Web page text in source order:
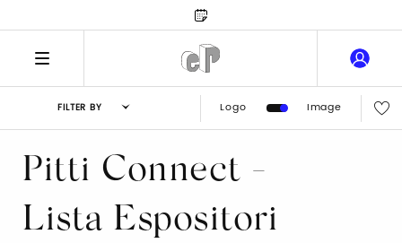
FILTER BY Logo Image
Pitti Connect -
Lista Espositori